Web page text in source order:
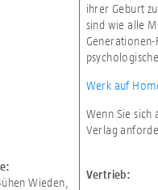
Wieden,
ihrer Geburt
sind wie alle
Werk auf
Wenn Sie sich
Verlag
Vertrieb: